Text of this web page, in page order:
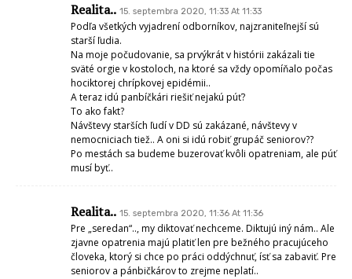
Realita.. 15. septembra 2020, 11:33 At 11:33
Podľa všetkých vyjadrení odborníkov, najzraniteľnejší sú
starší ľudia.
Na moje počudovanie, sa prvýkrát v histórii zakázali tie
sväté orgie v kostoloch, na ktoré sa vždy opomíňalo počas
hociktorej chrípkovej epidémii..
A teraz idú panbíčkári riešiť nejakú púť?
To ako fakt?
Návštevy starších ľudí v DD sú zakázané, návštevy v
nemocniciach tiež.. A oni si idú robiť grupáč seniorov??
Po mestách sa budeme buzerovať kvôli opatreniam, ale púť
musí byť..
Realita.. 15. septembra 2020, 11:36 At 11:36
Pre „seredan“.., my diktovať nechceme. Diktujú iný nám.. Ale
zjavne opatrenia majú platiť len pre bežného pracujúceho
človeka, ktorý si chce po práci oddýchnuť, ísť sa zabaviť. Pre
seniorov a pánbičkárov to zrejme neplatí..